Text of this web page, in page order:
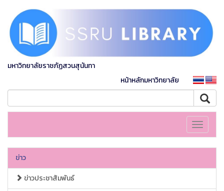
มหาวิทยาลัยราชภัฏสวนสุนันทา
หน้าหลักมหาวิทยาลัย
Toggle
ข่าว
ข่าวประชาสัมพันธ์